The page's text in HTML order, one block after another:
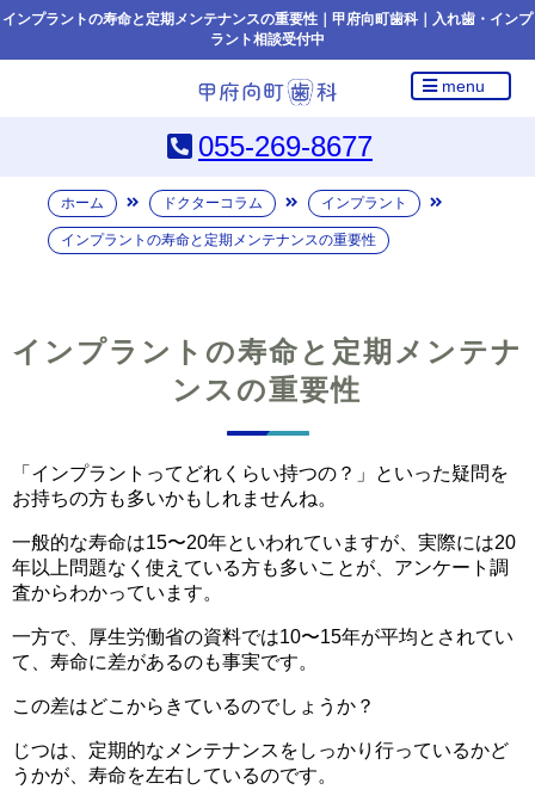
インプラントの寿命と定期メンテナンスの重要性｜甲府向町歯科｜入れ歯・インプ
ラント相談受付中
menu
055-269-8677
ホーム ドクターコラム インプラント
インプラントの寿命と定期メンテナンスの重要性
インプラントの寿命と定期メンテナ
ンスの重要性
「インプラントってどれくらい持つの？」といった疑問を
お持ちの方も多いかもしれませんね。
一般的な寿命は15〜20年といわれていますが、実際には20
年以上問題なく使えている方も多いことが、アンケート調
査からわかっています。
一方で、厚生労働省の資料では10〜15年が平均とされてい
て、寿命に差があるのも事実です。
この差はどこからきているのでしょうか？
じつは、定期的なメンテナンスをしっかり行っているかど
うかが、寿命を左右しているのです。